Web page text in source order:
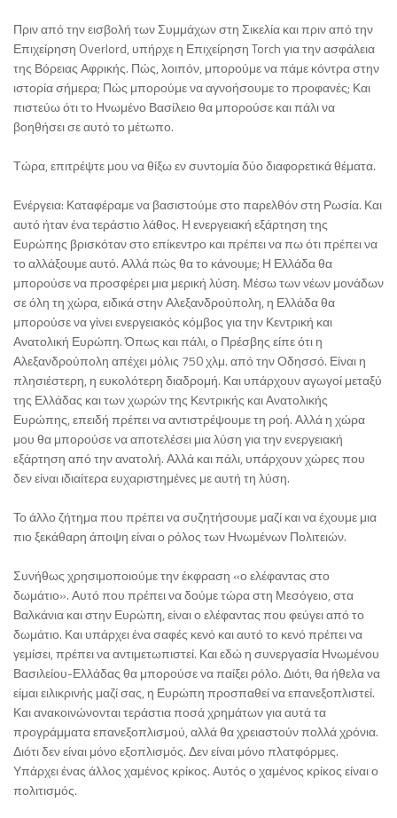
Πριν από την εισβολή των Συμμάχων στη Σικελία και πριν από την
Επιχείρηση Overlord, υπήρχε η Επιχείρηση Torch για την ασφάλεια
της Βόρειας Αφρικής. Πώς, λοιπόν, μπορούμε να πάμε κόντρα στην
ιστορία σήμερα; Πώς μπορούμε να αγνοήσουμε το προφανές; Και
πιστεύω ότι το Ηνωμένο Βασίλειο θα μπορούσε και πάλι να
βοηθήσει σε αυτό το μέτωπο.
Τώρα, επιτρέψτε μου να θίξω εν συντομία δύο διαφορετικά θέματα.
Ενέργεια: Καταφέραμε να βασιστούμε στο παρελθόν στη Ρωσία. Και
αυτό ήταν ένα τεράστιο λάθος. Η ενεργειακή εξάρτηση της
Ευρώπης βρισκόταν στο επίκεντρο και πρέπει να πω ότι πρέπει να
το αλλάξουμε αυτό. Αλλά πώς θα το κάνουμε; Η Ελλάδα θα
μπορούσε να προσφέρει μια μερική λύση. Μέσω των νέων μονάδων
σε όλη τη χώρα, ειδικά στην Αλεξανδρούπολη, η Ελλάδα θα
μπορούσε να γίνει ενεργειακός κόμβος για την Κεντρική και
Ανατολική Ευρώπη. Όπως και πάλι, ο Πρέσβης είπε ότι η
Αλεξανδρούπολη απέχει μόλις 750 χλμ. από την Οδησσό. Είναι η
πλησιέστερη, η ευκολότερη διαδρομή. Και υπάρχουν αγωγοί μεταξύ
της Ελλάδας και των χωρών της Κεντρικής και Ανατολικής
Ευρώπης, επειδή πρέπει να αντιστρέψουμε τη ροή. Αλλά η χώρα
μου θα μπορούσε να αποτελέσει μια λύση για την ενεργειακή
εξάρτηση από την ανατολή. Αλλά και πάλι, υπάρχουν χώρες που
δεν είναι ιδιαίτερα ευχαριστημένες με αυτή τη λύση.
Το άλλο ζήτημα που πρέπει να συζητήσουμε μαζί και να έχουμε μια
πιο ξεκάθαρη άποψη είναι ο ρόλος των Ηνωμένων Πολιτειών.
Συνήθως χρησιμοποιούμε την έκφραση «ο ελέφαντας στο
δωμάτιο». Αυτό που πρέπει να δούμε τώρα στη Μεσόγειο, στα
Βαλκάνια και στην Ευρώπη, είναι ο ελέφαντας που φεύγει από το
δωμάτιο. Και υπάρχει ένα σαφές κενό και αυτό το κενό πρέπει να
γεμίσει, πρέπει να αντιμετωπιστεί. Και εδώ η συνεργασία Ηνωμένου
Βασιλείου-Ελλάδας θα μπορούσε να παίξει ρόλο. Διότι, θα ήθελα να
είμαι ειλικρινής μαζί σας, η Ευρώπη προσπαθεί να επανεξοπλιστεί.
Και ανακοινώνονται τεράστια ποσά χρημάτων για αυτά τα
προγράμματα επανεξοπλισμού, αλλά θα χρειαστούν πολλά χρόνια.
Διότι δεν είναι μόνο εξοπλισμός. Δεν είναι μόνο πλατφόρμες.
Υπάρχει ένας άλλος χαμένος κρίκος. Αυτός ο χαμένος κρίκος είναι ο
πολιτισμός.